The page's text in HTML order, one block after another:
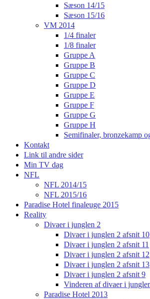
Sæson 14/15
Sæson 15/16
VM 2014
1/4 finaler
1/8 finaler
Gruppe A
Gruppe B
Gruppe C
Gruppe D
Gruppe E
Gruppe F
Gruppe G
Gruppe H
Semifinaler, bronzekamp
Kontakt
Link til andre sider
Min TV dag
NFL
NFL 2014/15
NFL 2015/16
Paradise Hotel finaleuge 2015
Reality
Divaer i junglen 2
Divaer i junglen 2 afsnit 10
Divaer i junglen 2 afsnit 11
Divaer i junglen 2 afsnit 12
Divaer i junglen 2 afsnit 13
Divaer i junglen 2 afsnit 9
Vinderen af divaer i
Paradise Hotel 2013